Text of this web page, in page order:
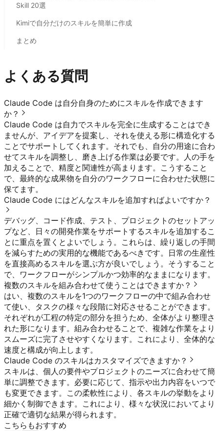
Skill 20選
Kimiで自分だけのスキルを簡単に作成
まとめ
よくある質問
Claude Code は自分自身のためにスキルを作成できます
か？
Claude Code は自力でスキルを完全に生成することはでき
ませんが、アイデアを提案し、それを使える形に構造化する
ことでサポートしてくれます。それでも、自分の用途に合わ
せてスキルを調整し、磨き上げる作業は必要です。人の手を
加えることで、精度と関連性が高まります。こうすること
で、最終的な成果物を自分のワークフローに合わせた状態に
保てます。
Claude Code にはどんなスキルを追加すればよいですか？
デバッグ、コード作成、テスト、プロジェクトのセットアッ
プなど、日々の開発作業をサポートするスキルを追加するこ
とに重点を置くとよいでしょう。これらは、繰り返しの手間
を減らすための実用的な機能であるべきです。日常の生産性
を直接高めるスキルを選ぶ方が良いでしょう。そうすること
で、ワークフローがシンプルかつ効率的なままになります。
複数のスキルを組み合わせて使うことはできますか？
はい、複数のスキルを1つのワークフローの中で組み合わせ
て使い、タスクの様々な段階に対応させることができます。
それぞれが工程の特定の部分を担うため、全体がより整理さ
れた形になります。組み合わせることで、複雑な作業をより
スムーズに完了させやすくなります。これにより、全体的な
速度と構成が向上します。
Claude Code のスキルはカスタマイズできますか？
スキルは、個人の要件やプロジェクトのニーズに合わせて簡
単に調整できます。必要に応じて、指示や出力内容をいつで
も変更できます。この柔軟性により、各スキルの挙動をより
細かく制御できます。これにより、様々な状況においてより
正確で適切な結果が得られます。
こちらもおすすめ